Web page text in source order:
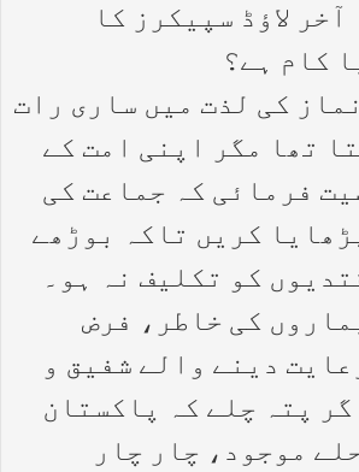
لاؤڈ سپیکرز کا
کام ہے؟
کی لذت میں ساری رات
تھا مگر اپنی امت کے
فرمائی کہ جماعت کی
کریں تاکہ بوڑھے
کو تکلیف نہ ہو۔
کی خاطر، فرض
دینے والے شفیق و
پتہ چلے کہ پاکستان
موجود، چار چار